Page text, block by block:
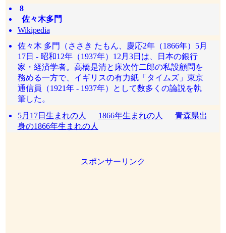
8
佐々木多門
Wikipedia
佐々木 多門（ささき たもん、慶応2年（1866年）5月
17日 - 昭和12年（1937年）12月3日は、日本の銀行
家・経済学者。高橋是清と床次竹二郎の私設顧問を
務める一方で、イギリスの有力紙「タイムズ」東京
通信員（1921年 - 1937年）として数多くの論説を執
筆した。
5月17日生まれの人
1866年生まれの人
青森県出
身の1866年生まれの人
スポンサーリンク